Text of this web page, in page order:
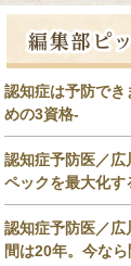
認知症は予防で
めの3資格-
認知症予防医／広
ペックを最大化
認知症予防医／広
間は20年。今な